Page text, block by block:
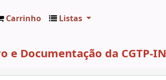
Carrinho Listas
Documentação da CGTP-IN